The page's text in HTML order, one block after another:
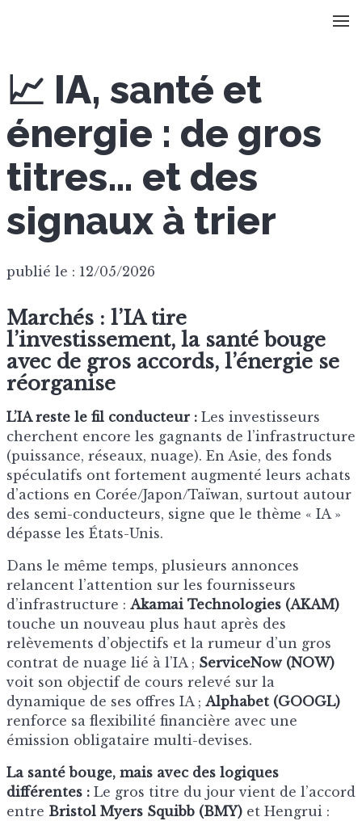
📈 IA, santé et
énergie : de gros
titres… et des
signaux à trier
publié le : 12/05/2026
Marchés : l’IA tire
l’investissement, la santé bouge
avec de gros accords, l’énergie se
réorganise
L’IA reste le fil conducteur : Les investisseurs
cherchent encore les gagnants de l’infrastructure
(puissance, réseaux, nuage). En Asie, des fonds
spéculatifs ont fortement augmenté leurs achats
d’actions en Corée/Japon/Taïwan, surtout autour
des semi-conducteurs, signe que le thème « IA »
dépasse les États-Unis.
Dans le même temps, plusieurs annonces
relancent l’attention sur les fournisseurs
d’infrastructure : Akamai Technologies (AKAM)
touche un nouveau plus haut après des
relèvements d’objectifs et la rumeur d’un gros
contrat de nuage lié à l’IA ; ServiceNow (NOW)
voit son objectif de cours relevé sur la
dynamique de ses offres IA ; Alphabet (GOOGL)
renforce sa flexibilité financière avec une
émission obligataire multi-devises.
La santé bouge, mais avec des logiques
différentes : Le gros titre du jour vient de l’accord
entre Bristol Myers Squibb (BMY) et Hengrui :